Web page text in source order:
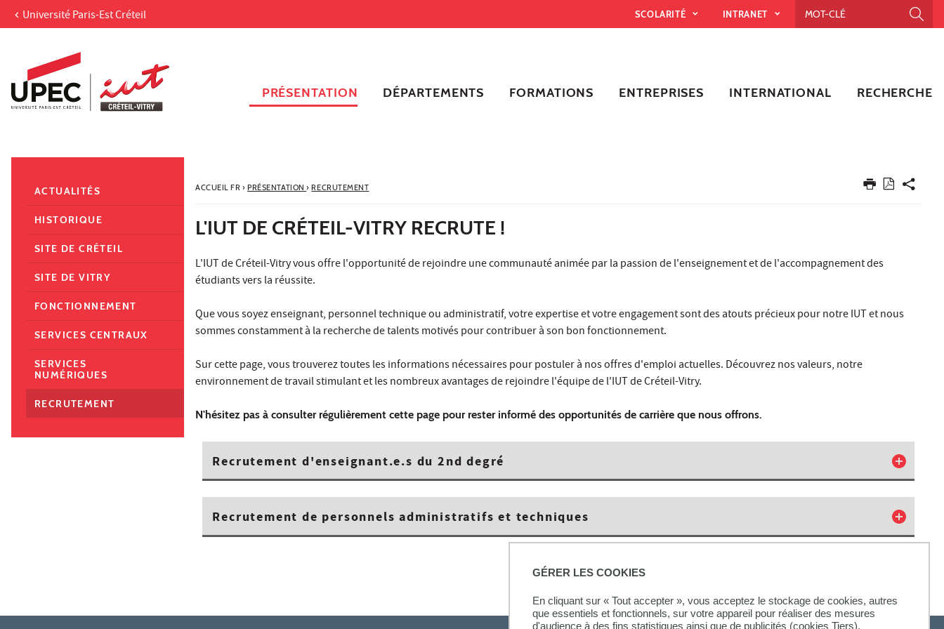
GÉRER LES COOKIES
En cliquant sur « Tout accepter », vous acceptez le stockage de cookies, autres
que essentiels et fonctionnels, sur votre appareil pour réaliser des mesures
d'audience à des fins statistiques ainsi que de publicités (cookies Tiers).
Aller au contenu
Accès directs
Recherche
Navigation secondaire
Université Paris-Est Créteil SCOLARITÉ INTRANET
PRÉSENTATION DÉPARTEMENTS FORMATIONS ENTREPRISES INTERNATIONAL RECHERCHE
ACCUEIL FR› PRÉSENTATION› RECRUTEMENT
L'IUT DE CRÉTEIL-VITRY RECRUTE !
L'IUT de Créteil-Vitry vous offre l'opportunité de rejoindre une communauté animée par la passion de l'enseignement et de l'accompagnement des
étudiants vers la réussite.
Que vous soyez enseignant, personnel technique ou administratif, votre expertise et votre engagement sont des atouts précieux pour notre IUT et nous
sommes constamment à la recherche de talents motivés pour contribuer à son bon fonctionnement.
Sur cette page, vous trouverez toutes les informations nécessaires pour postuler à nos offres d'emploi actuelles. Découvrez nos valeurs, notre
environnement de travail stimulant et les nombreux avantages de rejoindre l'équipe de l'IUT de Créteil-Vitry.
N'hésitez pas à consulter régulièrement cette page pour rester informé des opportunités de carrière que nous offrons.
Recrutement d'enseignant.e.s du 2nd degré
Recrutement de personnels administratifs et techniques
ACTUALITÉS
HISTORIQUE
SITE DE CRÉTEIL
SITE DE VITRY
FONCTIONNEMENT
SERVICES CENTRAUX
SERVICES
NUMÉRIQUES
RECRUTEMENT